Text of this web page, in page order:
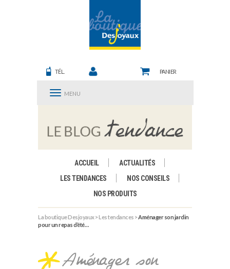
TÉL. PANIER
MENU
ACCUEIL
ACTUALITÉS
LES TENDANCES
NOS CONSEILS
NOS PRODUITS
La boutique Desjoyaux>Les tendances >Aménager son jardin
pour un repas d’été…
Aménager son